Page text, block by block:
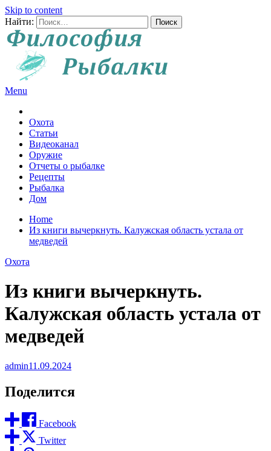
Skip to content
Найти:
Menu
Охота
Статьи
Видеоканал
Оружие
Отчеты о рыбалке
Рецепты
Рыбалка
Дом
Home
Из книги вычеркнуть. Калужская область устала от
медведей
Охота
Из книги вычеркнуть.
Калужская область устала от
медведей
admin11.09.2024
Поделится
Facebook
Twitter